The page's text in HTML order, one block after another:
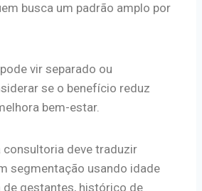
busca um padrão amplo por
vir separado ou
se o benefício reduz
bem-estar.
consultoria deve traduzir
segmentação usando idade
de gestantes, histórico de